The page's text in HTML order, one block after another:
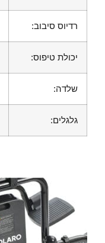
רדיוס סיבוב:
יכולת טיפוס:
שלדה:
גלגלים: